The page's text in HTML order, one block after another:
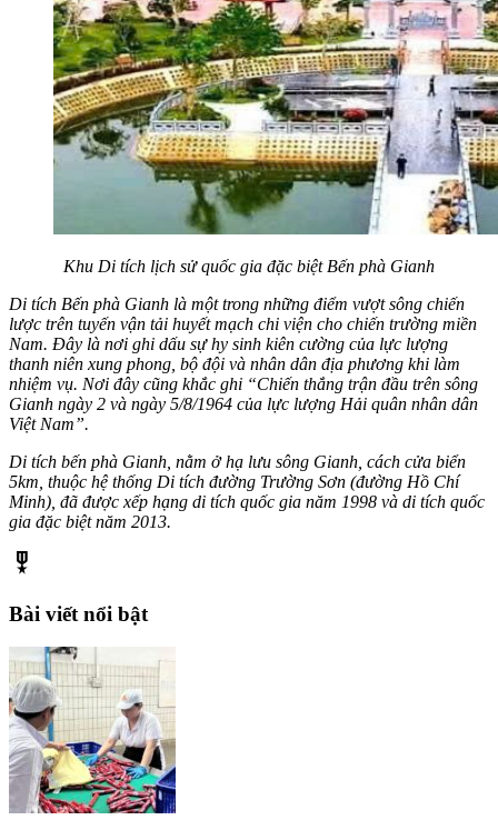
Khu Di tích lịch sử quốc gia đặc biệt Bến phà Gianh
Di tích Bến phà Gianh là một trong những điểm vượt sông chiến
lược trên tuyến vận tải huyết mạch chi viện cho chiến trường miền
Nam. Đây là nơi ghi dấu sự hy sinh kiên cường của lực lượng
thanh niên xung phong, bộ đội và nhân dân địa phương khi làm
nhiệm vụ. Nơi đây cũng khắc ghi “Chiến thắng trận đầu trên sông
Gianh ngày 2 và ngày 5/8/1964 của lực lượng Hải quân nhân dân
Việt Nam”.
Di tích bến phà Gianh, nằm ở hạ lưu sông Gianh, cách cửa biển
5km, thuộc hệ thống Di tích đường Trường Sơn (đường Hồ Chí
Minh), đã được xếp hạng di tích quốc gia năm 1998 và di tích quốc
gia đặc biệt năm 2013.
military_tech
Bài viết nổi bật